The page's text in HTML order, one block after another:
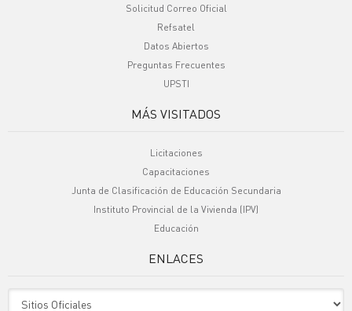
Solicitud Correo Oficial
Refsatel
Datos Abiertos
Preguntas Frecuentes
UPSTI
MÁS VISITADOS
Licitaciones
Capacitaciones
Junta de Clasificación de Educación Secundaria
Instituto Provincial de la Vivienda (IPV)
Educación
ENLACES